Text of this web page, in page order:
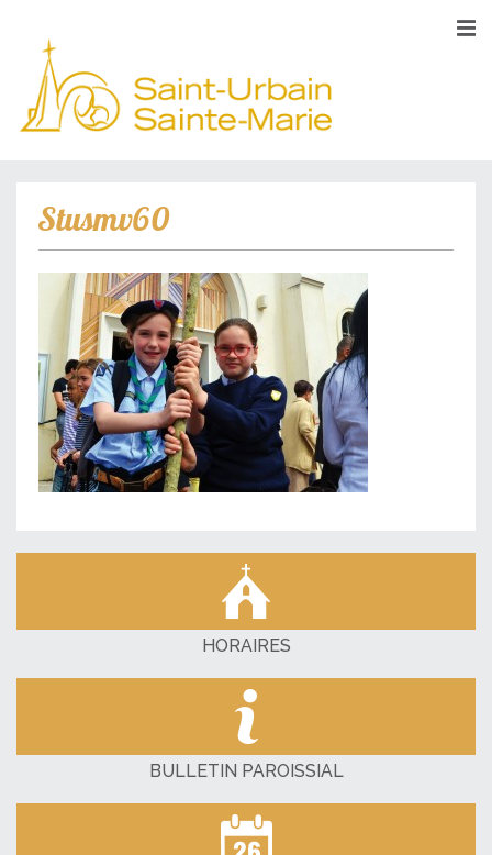
Stusmv60
HORAIRES
BULLETIN PAROISSIAL